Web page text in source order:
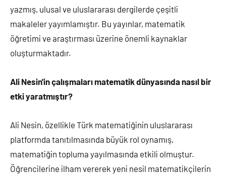
yazmış, ulusal ve uluslararası dergilerde çeşitli
makaleler yayımlamıştır. Bu yayınlar, matematik
öğretimi ve araştırması üzerine önemli kaynaklar
oluşturmaktadır.
Ali Nesin'in çalışmaları matematik dünyasında nasıl bir
etki yaratmıştır?
Ali Nesin, özellikle Türk matematiğinin uluslararası
platformda tanıtılmasında büyük rol oynamış,
matematiğin topluma yayılmasında etkili olmuştur.
Öğrencilerine ilham vererek yeni nesil matematikçilerin